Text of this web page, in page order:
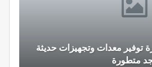
توفير معدات وتجهيزات حديثة
متطورة